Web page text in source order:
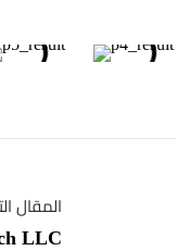
المقال
LLC